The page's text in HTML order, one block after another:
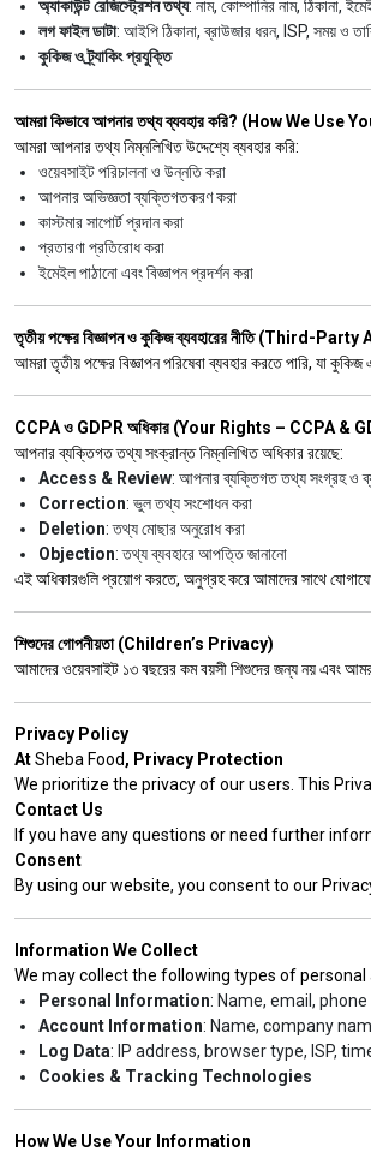
অ্যাকাউন্ট রেজিস্ট্রেশন তথ্য: নাম, কোম্পানির নাম, ঠিকানা,
লগ ফাইল ডাটা: আইপি ঠিকানা, ব্রাউজার ধরন, ISP, সময় ও
কুকিজ ও ট্র্যাকিং প্রযুক্তি
আমরা কিভাবে আপনার তথ্য ব্যবহার করি? (How We
আমরা আপনার তথ্য নিম্নলিখিত উদ্দেশ্যে ব্যবহার করি:
ওয়েবসাইট পরিচালনা ও উন্নতি করা
আপনার অভিজ্ঞতা ব্যক্তিগতকরণ করা
কাস্টমার সাপোর্ট প্রদান করা
প্রতারণা প্রতিরোধ করা
ইমেইল পাঠানো এবং বিজ্ঞাপন প্রদর্শন করা
তৃতীয় পক্ষের বিজ্ঞাপন ও কুকিজ ব্যবহারের নীতি (Third-
আমরা তৃতীয় পক্ষের বিজ্ঞাপন পরিষেবা ব্যবহার করতে পারি, যা
CCPA ও GDPR অধিকার (Your Rights – CCPA &
আপনার ব্যক্তিগত তথ্য সংক্রান্ত নিম্নলিখিত অধিকার রয়েছে:
Access & Review: আপনার ব্যক্তিগত তথ্য সংগ্রহ ও
Correction: ভুল তথ্য সংশোধন করা
Deletion: তথ্য মোছার অনুরোধ করা
Objection: তথ্য ব্যবহারে আপত্তি জানানো
এই অধিকারগুলি প্রয়োগ করতে, অনুগ্রহ করে আমাদের সাথে
শিশুদের গোপনীয়তা (Children’s Privacy)
আমাদের ওয়েবসাইট ১৩ বছরের কম বয়সী শিশুদের জন্য নয় এবং
Privacy Policy
AtSheba Food, Privacy Protection
We prioritize the privacy of our users. This
Contact Us
If you have any questions or need further
Consent
By using our website, you consent to our
Information We Collect
We may collect the following types of
Personal Information: Name, email,
Account Information: Name, company
Log Data: IP address, browser type, ISP,
Cookies & Tracking Technologies
How We Use Your Information